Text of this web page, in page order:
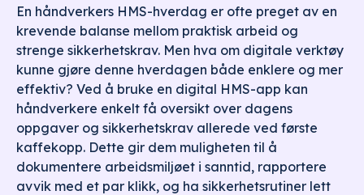
En håndverkers HMS-hverdag er ofte preget av en
krevende balanse mellom praktisk arbeid og
strenge sikkerhetskrav. Men hva om digitale verktøy
kunne gjøre denne hverdagen både enklere og mer
effektiv? Ved å bruke en digital HMS-app kan
håndverkere enkelt få oversikt over dagens
oppgaver og sikkerhetskrav allerede ved første
kaffekopp. Dette gir dem muligheten til å
dokumentere arbeidsmiljøet i sanntid, rapportere
avvik med et par klikk, og ha sikkerhetsrutiner lett